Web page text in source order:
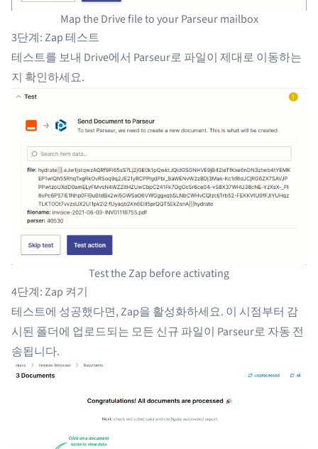
Map the Drive file to your Parseur mailbox
3단계: Zap 테스트
테스트를 보내 Drive에서 Parseur로 파일이 제대로 이동하는
지 확인하세요.
Test the Zap before activating
4단계: Zap 켜기
테스트에 성공했다면, Zap을 활성화하세요. 이 시점부터 감
시된 폴더에 업로드되는 모든 신규 파일이 Parseur로 자동 전
송됩니다.